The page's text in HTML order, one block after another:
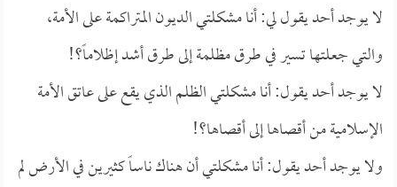
لا يوجد أحد يقول لي: أنا مشكلتي الديون المتراكمة على الأمة،
والتي جعلتها تسير في طرق مظلمة إلى طرق أشد إظلاماً؟!
لا يوجد أحد يقول: أنا مشكلتي الظلم الذي يقع على عاتق الأمة
الإسلامية من أقصاها إلى أقصاها؟!
ولا يوجد أحد يقول: أنا مشكلتي أن هناك ناساً كثيرين في الأرض لم